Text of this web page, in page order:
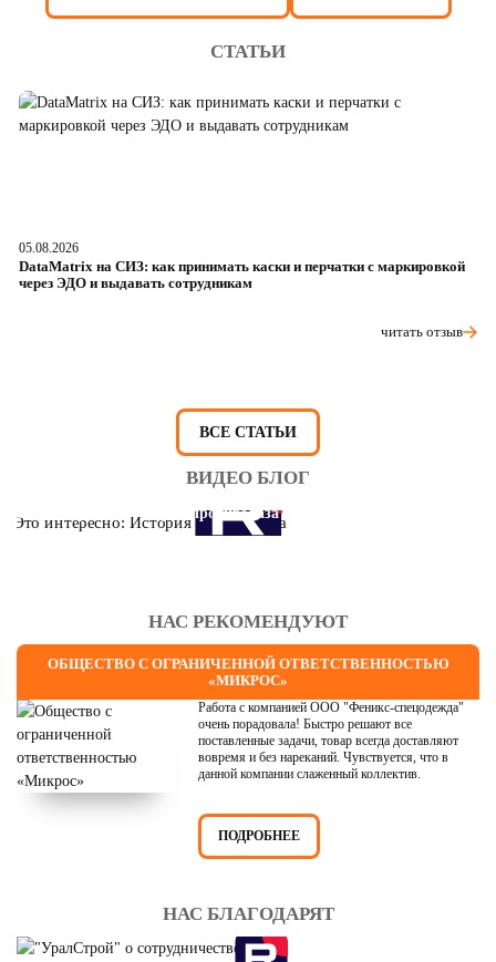
СТАТЬИ
05.08.2026
DataMatrix на СИЗ: как принимать каски и перчатки с маркировкой
через ЭДО и выдавать сотрудникам
читать отзыв
ВСЕ СТАТЬИ
ВИДЕО БЛОГ
Это интересно: История противогаза
НАС РЕКОМЕНДУЮТ
ОБЩЕСТВО С ОГРАНИЧЕННОЙ ОТВЕТСТВЕННОСТЬЮ
«МИКРОС»
Работа с компанией ООО "Феникс-спецодежда"
очень порадовала! Быстро решают все
поставленные задачи, товар всегда доставляют
вовремя и без нареканий. Чувствуется, что в
данной компании слаженный коллектив.
ПОДРОБНЕЕ
НАС БЛАГОДАРЯТ